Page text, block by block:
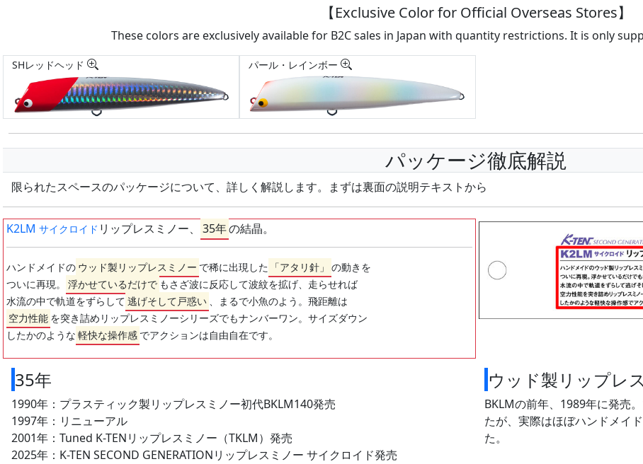
【Exclusive Color for Official Overseas Stores】
These colors are exclusively available for B2C sales in Japan with quantity restrictions. It is only
SHレッドヘッド パール・レインボー
パッケージ徹底解説
限られたスペースのパッケージについて、詳しく解説します。まずは裏面の説明テキストから
K2LM サイクロイド リップレスミノー、 35年の結晶。
ハンドメイドの ウッド製リップレスミノー で稀に出現した 「アタリ針」 の動きを
ついに再現。
浮かせているだけで もさざ波に反応して波紋を拡げ、走らせれば
水流の中で軌道をずらして 逃げそして戸惑い 、まるで小魚のよう。飛距離は
空力性能 を突き詰めリップレスミノーシリーズでもナンバーワン。サイズダウン
したかのような 軽快な操作感 でアクションは自由自在です。
35年
1990年：プラスティック製リップレスミノー初代BKLM140発売
1997年：リニューアル
2001年：Tuned K-TENリップレスミノー（TKLM）発売
2025年：K-TEN SECOND GENERATIONリップレスミノー サイクロイド発売
ウッド製リップレ
BKLMの前年、1989年に発売
たが、実際はほぼハンドメイ
た。